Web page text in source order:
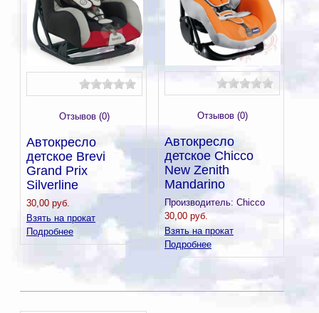
Отзывов (0)
Автокресло
детское Brevi
Grand Prix
Silverline
30,00 руб.
Взять на прокат
Подробнее
Отзывов (0)
Автокресло
детское Chicco
New Zenith
Mandarino
Производитель: Chicco
30,00 руб.
Взять на прокат
Подробнее